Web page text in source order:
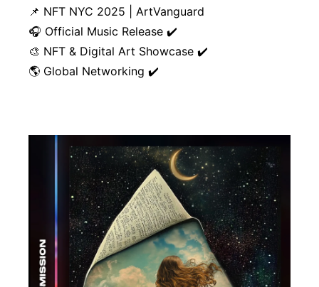
📌 NFT NYC 2025 | ArtVanguard
🎧 Official Music Release ✔️
🎨 NFT & Digital Art Showcase ✔️
🌎 Global Networking ✔️